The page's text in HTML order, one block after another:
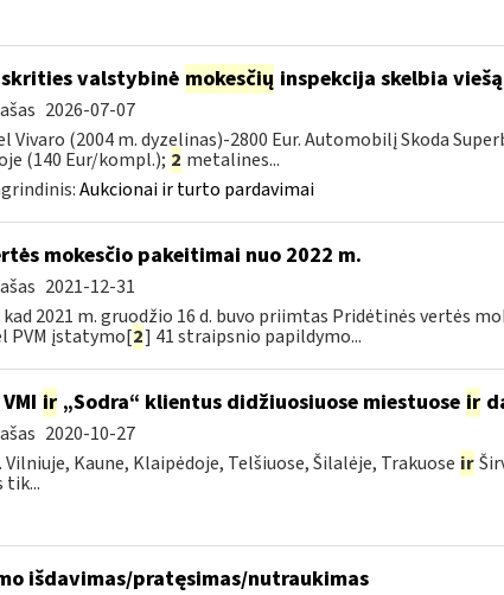
valstybinė mokesčių inspekcija skelbia
2026-07-07
(2004 m. dyzelinas)-2800 Eur. Automobilį Skoda
(140 Eur/kompl.); 2 metalines...
Aukcionai ir turto pardavimai
mokesčio pakeitimai nuo 2022 m.
2021-12-31
2021 m. gruodžio 16 d. buvo priimtas Pridėtinės vertės
PVM įstatymo[2] 41 straipsnio papildymo...
ir„Sodra“ klientus didžiuosiuose miestuose ir
2020-10-27
Vilniuje, Kaune, Klaipėdoje, Telšiuose, Šilalėje, Trakuose ir
tik...
išdavimas/pratęsimas/nutraukimas